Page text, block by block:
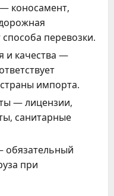
коносамент,
перевозки.
и качества —
импорта.
— лицензии,
санитарные
при